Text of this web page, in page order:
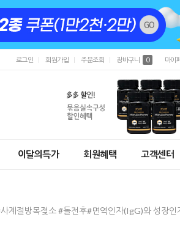
로그인 회원가입 주문조회 장바구니 0 마이
이달의특가 회원혜택 고객센터
계절방목젖소 #돌전후#면역인자(IgG)와 성장인